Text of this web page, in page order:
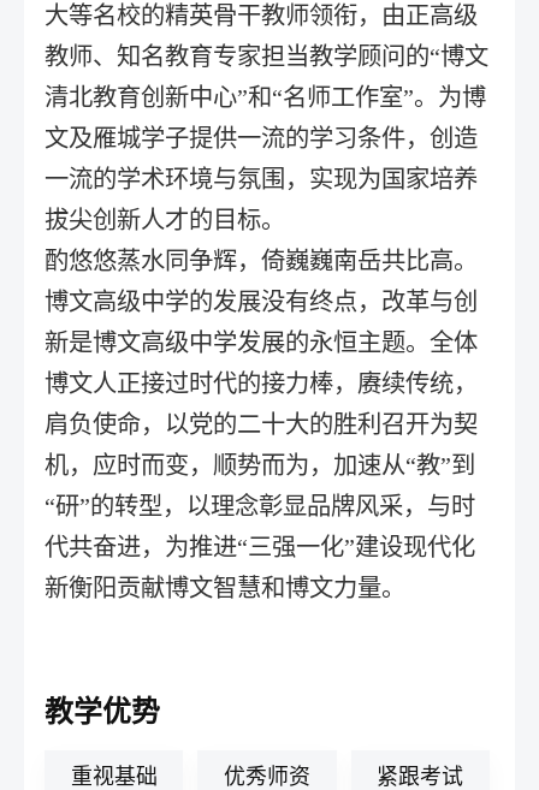
大等名校的精英骨干教师领衔，由正高级
教师、知名教育专家担当教学顾问的“博文
清北教育创新中心”和“名师工作室”。为博
文及雁城学子提供一流的学习条件，创造
一流的学术环境与氛围，实现为国家培养
拔尖创新人才的目标。
酌悠悠蒸水同争辉，倚巍巍南岳共比高。
博文高级中学的发展没有终点，改革与创
新是博文高级中学发展的永恒主题。全体
博文人正接过时代的接力棒，赓续传统，
肩负使命，以党的二十大的胜利召开为契
机，应时而变，顺势而为，加速从“教”到
“研”的转型，以理念彰显品牌风采，与时
代共奋进，为推进“三强一化”建设现代化
新衡阳贡献博文智慧和博文力量。
教学优势
重视基础 优秀师资 紧跟考试